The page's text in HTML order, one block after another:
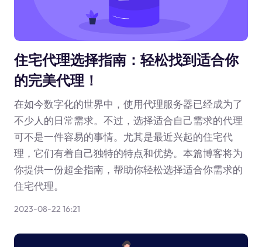
住宅代理选择指南：轻松找到适合你
的完美代理！
在如今数字化的世界中，使用代理服务器已经成为了
不少人的日常需求。不过，选择适合自己需求的代理
可不是一件容易的事情。尤其是最近兴起的住宅代
理，它们有着自己独特的特点和优势。本篇博客将为
你提供一份超全指南，帮助你轻松选择适合你需求的
住宅代理。
2023-08-22 16:21